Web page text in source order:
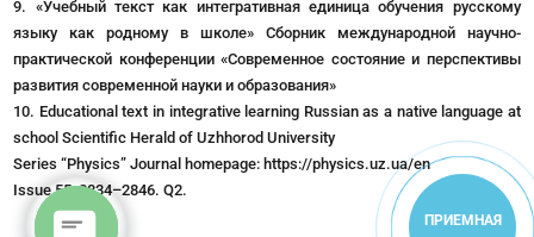
9. «Учебный текст как интегративная единица обучения русскому
языку как родному в школе»
Сборник международной научно-
практической конференции «Современное состояние и перспективы
развития современной науки и образования»
10. Educational text in integrative learning Russian as a native language at
school Scientific Herald of Uzhhorod University
Series “Physics” Journal homepage: https://physics.uz.ua/en
Issue 55, 2834–2846. Q2.
ПРИЕМНАЯ